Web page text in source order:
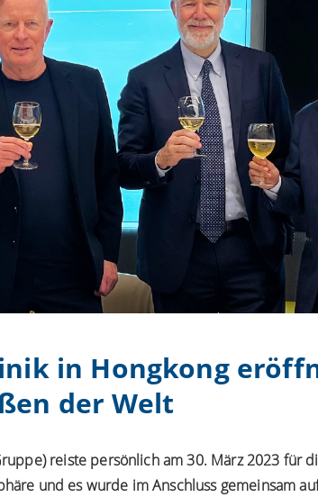
in Hongkong
der Welt
reiste persönlich am 30. März 2023 für
und es wurde im Anschluss gemeinsam